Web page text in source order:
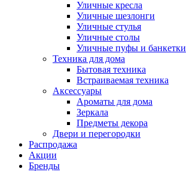
Уличные кресла
Уличные шезлонги
Уличные стулья
Уличные столы
Уличные пуфы и банкетки
Техника для дома
Бытовая техника
Встраиваемая техника
Аксессуары
Ароматы для дома
Зеркала
Предметы декора
Двери и перегородки
Распродажа
Акции
Бренды